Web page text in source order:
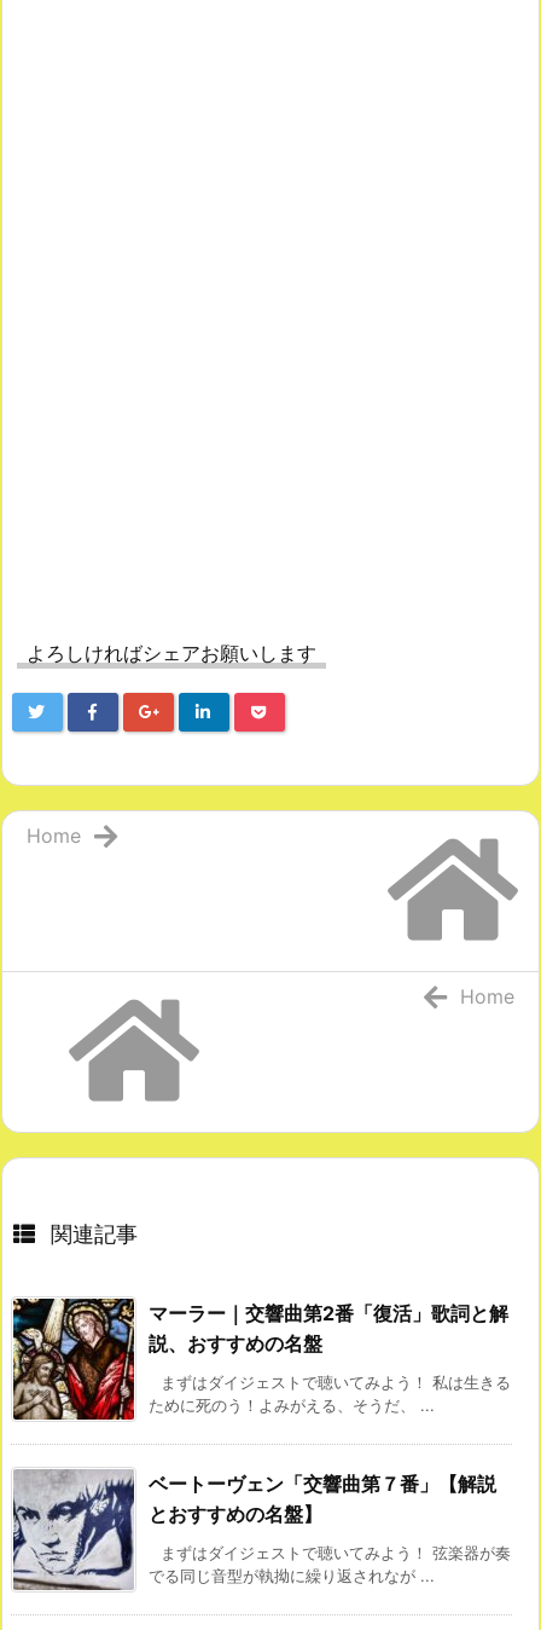
よろしければシェアお願いします
Home
Home
関連記事
マーラー｜交響曲第2番「復活」歌詞と解
説、おすすめの名盤
まずはダイジェストで聴いてみよう！ 私は生きる
ために死のう！よみがえる、そうだ、 ...
ベートーヴェン「交響曲第７番」【解説
とおすすめの名盤】
まずはダイジェストで聴いてみよう！ 弦楽器が奏
でる同じ音型が執拗に繰り返されなが ...